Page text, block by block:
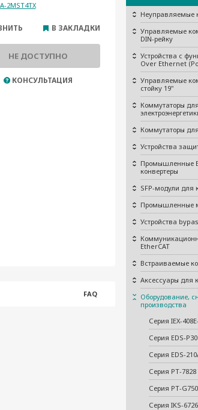
Неуправляемые
Управляемые
DIN-рейку
Устройства с
Over Ethernet
Управляемые
стойку 19"
Коммутаторы для
Коммутаторы
Устройства
Промышленные
конвертеры
SFP-модули для
Промышленные
Устройства
EtherCAT
Встраиваемые
Аксессуары для
Оборудование,
производства
Серия IEX-
Серия EDS-
Серия EDS-
Серия PT-7828
Серия PT-
Серия IKS-
2MST4TX
В ЗАКЛАДКИ
НЕ ДОСТУПНО
КОНСУЛЬТАЦИЯ
FAQ